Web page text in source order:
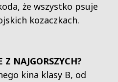
że wszystko psuje
kozaczkach.
Z NAJGORSZYCH?
kina klasy B, od